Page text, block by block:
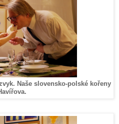
Naše slovensko-polské kořeny